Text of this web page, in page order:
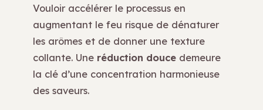
Vouloir accélérer le processus en
augmentant le feu risque de dénaturer
les arômes et de donner une texture
collante. Une réduction douce demeure
la clé d’une concentration harmonieuse
des saveurs.